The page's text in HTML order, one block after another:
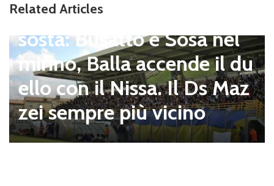
Related Articles
pagnano), mercato senza
sosta: Busatto e Sosa nel
mirino, Balla accende il du
ello con il Nissa. Il Ds Maz
zei sempre più vicino